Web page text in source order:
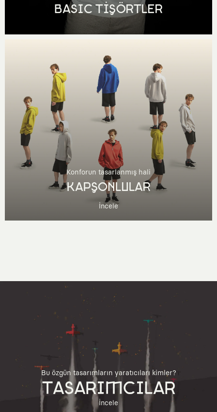
BASIC TİŞÖRTLER
Konforun tasarlanmış hali
KAPŞONLULAR
İncele
Bu özgün tasarımların yaratıcıları kimler?
TASARIMCILAR
İncele